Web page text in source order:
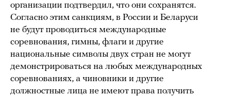
организации подтвердил, что они сохранятся.
Согласно этим санкциям, в России и Беларуси
не будут проводиться международные
соревнования, гимны, флаги и другие
национальные символы двух стран не могут
демонстрироваться на любых международных
соревнованиях, а чиновники и другие
должностные лица не имеют права получить